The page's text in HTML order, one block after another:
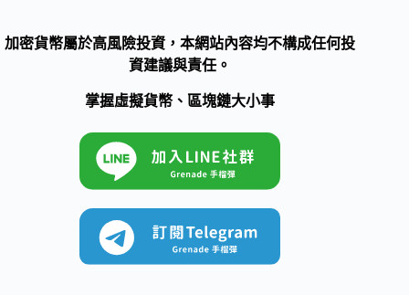
加密貨幣屬於高風險投資，本網站內容均不構成任何投
資建議與責任。
掌握虛擬貨幣、區塊鏈大小事